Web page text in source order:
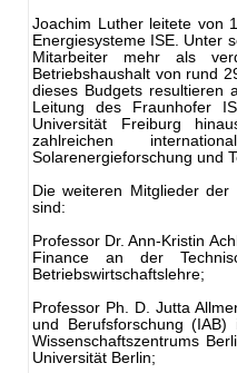
Joachim Luther leitete von
Energiesysteme ISE. Unter
Mitarbeiter mehr als
Betriebshaushalt von rund
dieses Budgets resultieren
Leitung des Fraunhofer
Universität Freiburg
zahlreichen
Solarenergieforschung und
Die weiteren Mitglieder der
sind:
Professor Dr. Ann-Kristin
Finance an der
Betriebswirtschaftslehre;
Professor Ph. D. Jutta
und Berufsforschung
Wissenschaftszentrums
Universität Berlin;